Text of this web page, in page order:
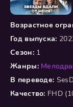
Возрастное
Год выпуска:
Сезон:1
Жанры:
В переводе:
Качество: FHD